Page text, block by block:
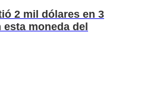
2 mil dólares en 3
moneda del